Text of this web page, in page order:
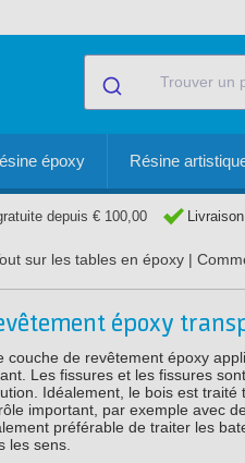
époxy Résine
depuis € 100,00
sur les tables en époxy |
époxy
couche de revêtement époxy
Les fissures et les fissures
Idéalement, le bois est
important, par exemple avec
préférable de traiter les
les sens.